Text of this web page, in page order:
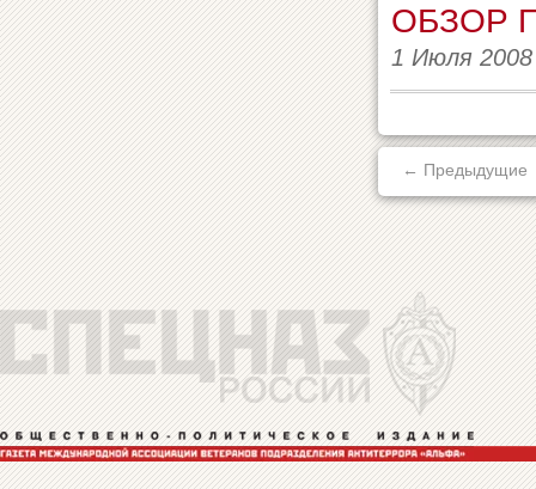
ОБЗОР
1 Июля 2008
← Предыдущие